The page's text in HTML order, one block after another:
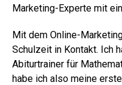
Marketing-Experte mit
Mit dem Online-
Schulzeit in Kontakt. Ich
Abiturtrainer für
habe ich also meine